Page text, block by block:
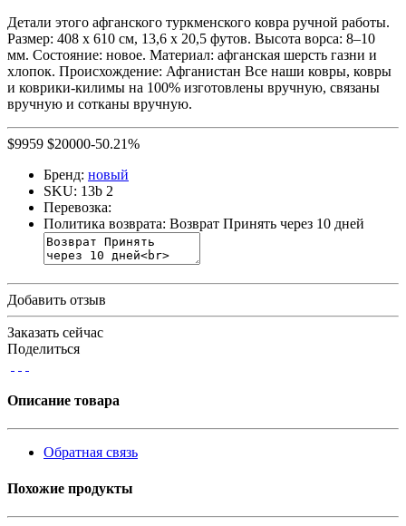
Детали этого афганского туркменского ковра ручной работы.
Размер: 408 x 610 см, 13,6 x 20,5 футов. Высота ворса: 8–10
мм. Состояние: новое. Материал: афганская шерсть газни и
хлопок. Происхождение: Афганистан Все наши ковры, ковры
и коврики-килимы на 100% изготовлены вручную, связаны
вручную и сотканы вручную.
$9959 $20000-50.21%
Бренд: новый
SKU: 13b 2
Перевозка:
Политика возврата: Возврат Принять через 10 дней
Добавить отзыв
Заказать сейчас
Поделиться
Описание товара
Обратная связь
Похожие продукты